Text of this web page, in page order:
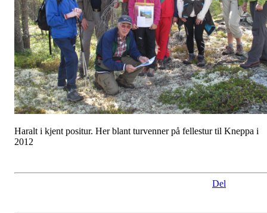
Haralt i kjent positur. Her blant turvenner på fellestur til Kneppa i
2012
Del